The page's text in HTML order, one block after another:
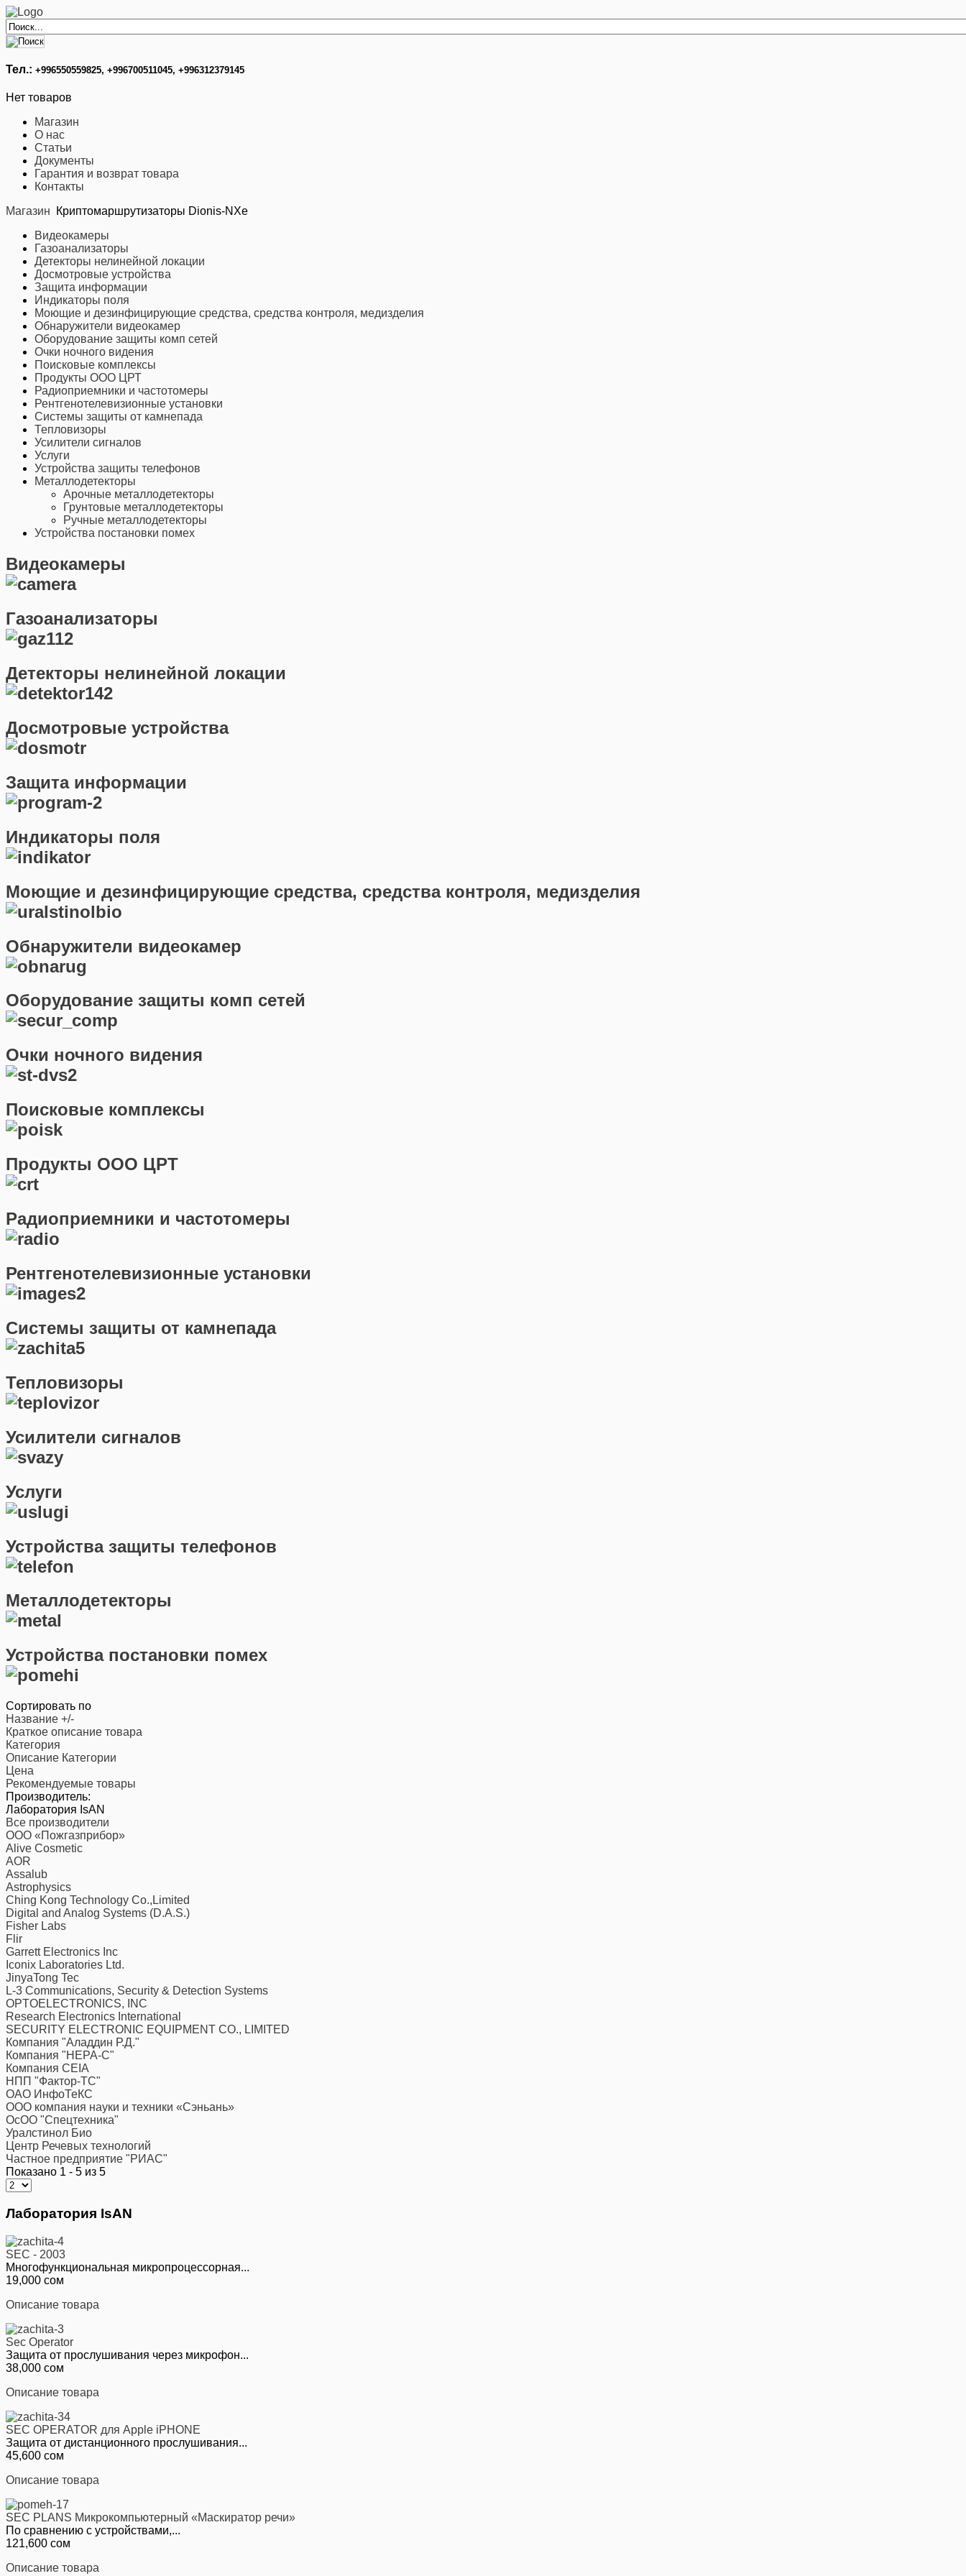
Тел.: +996550559825, +996700511045, +996312379145
Нет товаров
Магазин
О нас
Статьи
Документы
Гарантия и возврат товара
Контакты
Магазин
Криптомаршрутизаторы Dionis-NXe
Видеокамеры
Газоанализаторы
Детекторы нелинейной локации
Досмотровые устройства
Защита информации
Индикаторы поля
Моющие и дезинфицирующие средства, средства контроля, медизделия
Обнаружители видеокамер
Оборудование защиты комп сетей
Очки ночного видения
Поисковые комплексы
Продукты ООО ЦРТ
Радиоприемники и частотомеры
Рентгенотелевизионные установки
Системы защиты от камнепада
Тепловизоры
Усилители сигналов
Услуги
Устройства защиты телефонов
Металлодетекторы
Арочные металлодетекторы
Грунтовые металлодетекторы
Ручные металлодетекторы
Устройства постановки помех
Видеокамеры
Газоанализаторы
Детекторы нелинейной локации
Досмотровые устройства
Защита информации
Индикаторы поля
Моющие и дезинфицирующие средства, средства контроля, медизделия
Обнаружители видеокамер
Оборудование защиты комп сетей
Очки ночного видения
Поисковые комплексы
Продукты ООО ЦРТ
Радиоприемники и частотомеры
Рентгенотелевизионные установки
Системы защиты от камнепада
Тепловизоры
Усилители сигналов
Услуги
Устройства защиты телефонов
Металлодетекторы
Устройства постановки помех
Сортировать по
Название +/-
Краткое описание товара
Категория
Описание Категории
Цена
Рекомендуемые товары
Производитель:
Лаборатория IsAN
Все производители
ООО «Пожгазприбор»
Alive Cosmetic
AOR
Assalub
Astrophysics
Ching Kong Technology Co.,Limited
Digital and Analog Systems (D.A.S.)
Fisher Labs
Flir
Garrett Electronics Inc
Iconix Laboratories Ltd.
JinyaTong Tec
L-3 Communications, Security & Detection Systems
OPTOELECTRONICS, INC
Research Electronics International
SECURITY ELECTRONIC EQUIPMENT CO., LIMITED
Компания "Аладдин Р.Д."
Компания "НЕРА-С"
Компания CEIA
НПП "Фактор-ТС"
ОАО ИнфоТеКС
ООО компания науки и техники «Сэньань»
ОсОО "Спецтехника"
Уралстинол Био
Центр Речевых технологий
Частное предприятие "РИАС"
Показано 1 - 5 из 5
Лаборатория IsAN
SEC - 2003
Многофункциональная микропроцессорная...
19,000 сом
Описание товара
Sec Operator
Защита от прослушивания через микрофон...
38,000 сом
Описание товара
SEC OPERATOR для Apple iPHONE
Защита от дистанционного прослушивания...
45,600 сом
Описание товара
SEC PLANS Микрокомпьютерный «Маскиратор речи»
По сравнению с устройствами,...
121,600 сом
Описание товара